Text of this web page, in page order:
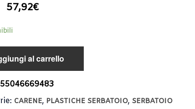
57,92€
al carrello
CARENE, PLASTICHE SERBATOIO, SERBATOIO